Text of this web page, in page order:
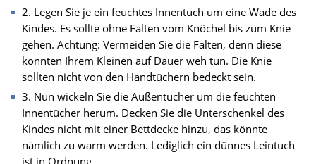
2. Legen Sie je ein feuchtes Innentuch um eine Wade des
Kindes. Es sollte ohne Falten vom Knöchel bis zum Knie
gehen. Achtung: Vermeiden Sie die Falten, denn diese
könnten Ihrem Kleinen auf Dauer weh tun. Die Knie
sollten nicht von den Handtüchern bedeckt sein.
3. Nun wickeln Sie die Außentücher um die feuchten
Innentücher herum. Decken Sie die Unterschenkel des
Kindes nicht mit einer Bettdecke hinzu, das könnte
nämlich zu warm werden. Lediglich ein dünnes Leintuch
ist in Ordnung.